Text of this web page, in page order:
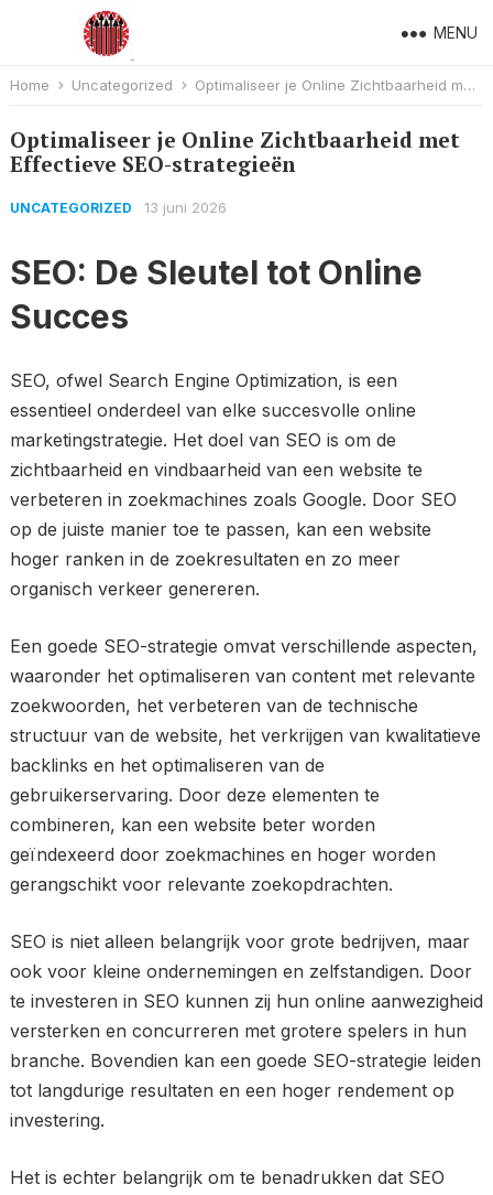
MENU
Home Uncategorized Optimaliseer je Online Zichtbaarheid met Effectieve SEO-strategieën
Optimaliseer je Online Zichtbaarheid met
Effectieve SEO-strategieën
UNCATEGORIZED 13 juni 2026
SEO: De Sleutel tot Online
Succes
SEO, ofwel Search Engine Optimization, is een
essentieel onderdeel van elke succesvolle online
marketingstrategie. Het doel van SEO is om de
zichtbaarheid en vindbaarheid van een website te
verbeteren in zoekmachines zoals Google. Door SEO
op de juiste manier toe te passen, kan een website
hoger ranken in de zoekresultaten en zo meer
organisch verkeer genereren.
Een goede SEO-strategie omvat verschillende aspecten,
waaronder het optimaliseren van content met relevante
zoekwoorden, het verbeteren van de technische
structuur van de website, het verkrijgen van kwalitatieve
backlinks en het optimaliseren van de
gebruikerservaring. Door deze elementen te
combineren, kan een website beter worden
geïndexeerd door zoekmachines en hoger worden
gerangschikt voor relevante zoekopdrachten.
SEO is niet alleen belangrijk voor grote bedrijven, maar
ook voor kleine ondernemingen en zelfstandigen. Door
te investeren in SEO kunnen zij hun online aanwezigheid
versterken en concurreren met grotere spelers in hun
branche. Bovendien kan een goede SEO-strategie leiden
tot langdurige resultaten en een hoger rendement op
investering.
Het is echter belangrijk om te benadrukken dat SEO